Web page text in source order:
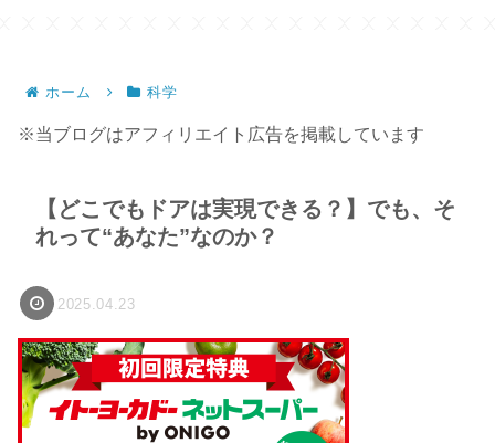
ホーム 科学
※当ブログはアフィリエイト広告を掲載しています
【どこでもドアは実現できる？】でも、そ
れって“あなた”なのか？
2025.04.23